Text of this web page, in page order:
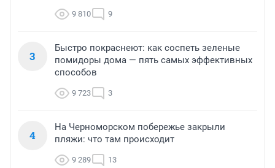
9 810 9
3
Быстро покраснеют: как соспеть зеленые
помидоры дома — пять самых эффективных
способов
9 723 3
4
На Черноморском побережье закрыли
пляжи: что там происходит
9 289 13